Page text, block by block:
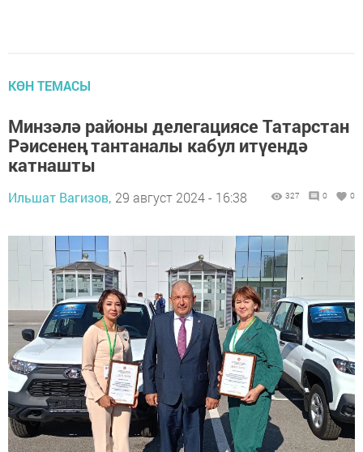
КӨН ТЕМАСЫ
Минзәлә районы делегациясе Татарстан
Рәисенең тантаналы кабул итүендә
катнашты
Ильшат Вагизов, 29 август 2024 - 16:38 327 0 0